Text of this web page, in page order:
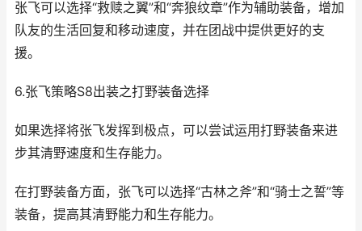
张飞可以选择“救赎之翼”和“奔狼纹章”作为辅助装备，增加
队友的生活回复和移动速度，并在团战中提供更好的支
援。
6.张飞策略S8出装之打野装备选择
如果选择将张飞发挥到极点，可以尝试运用打野装备来进
步其清野速度和生存能力。
在打野装备方面，张飞可以选择“古林之斧”和“骑士之誓”等
装备，提高其清野能力和生存能力。